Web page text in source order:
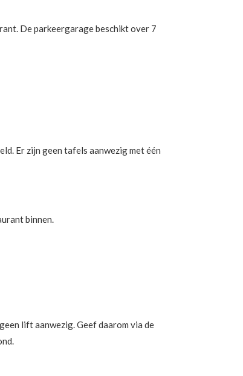
De parkeergarage beschikt over 7
Er zijn geen tafels aanwezig met één
binnen.
lift aanwezig. Geef daarom via de